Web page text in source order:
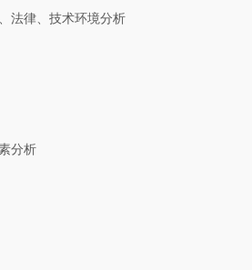
律、技术环境分析
分析